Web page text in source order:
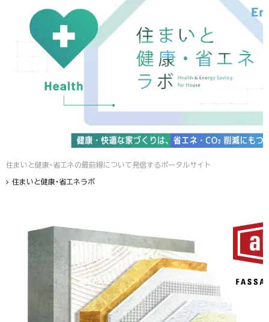
住まいと健康・省エネの最前線について発信するポータルサイト
住まいと健康・省エネラボ